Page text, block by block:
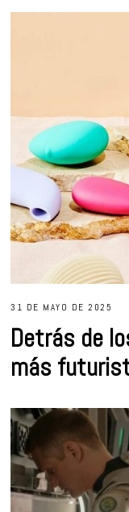
31 DE MAYO DE 2025
Detrás de
más